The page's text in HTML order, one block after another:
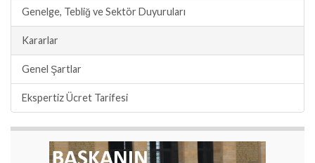
Genelge, Tebliğ ve Sektör Duyuruları
Kararlar
Genel Şartlar
Ekspertiz Ücret Tarifesi